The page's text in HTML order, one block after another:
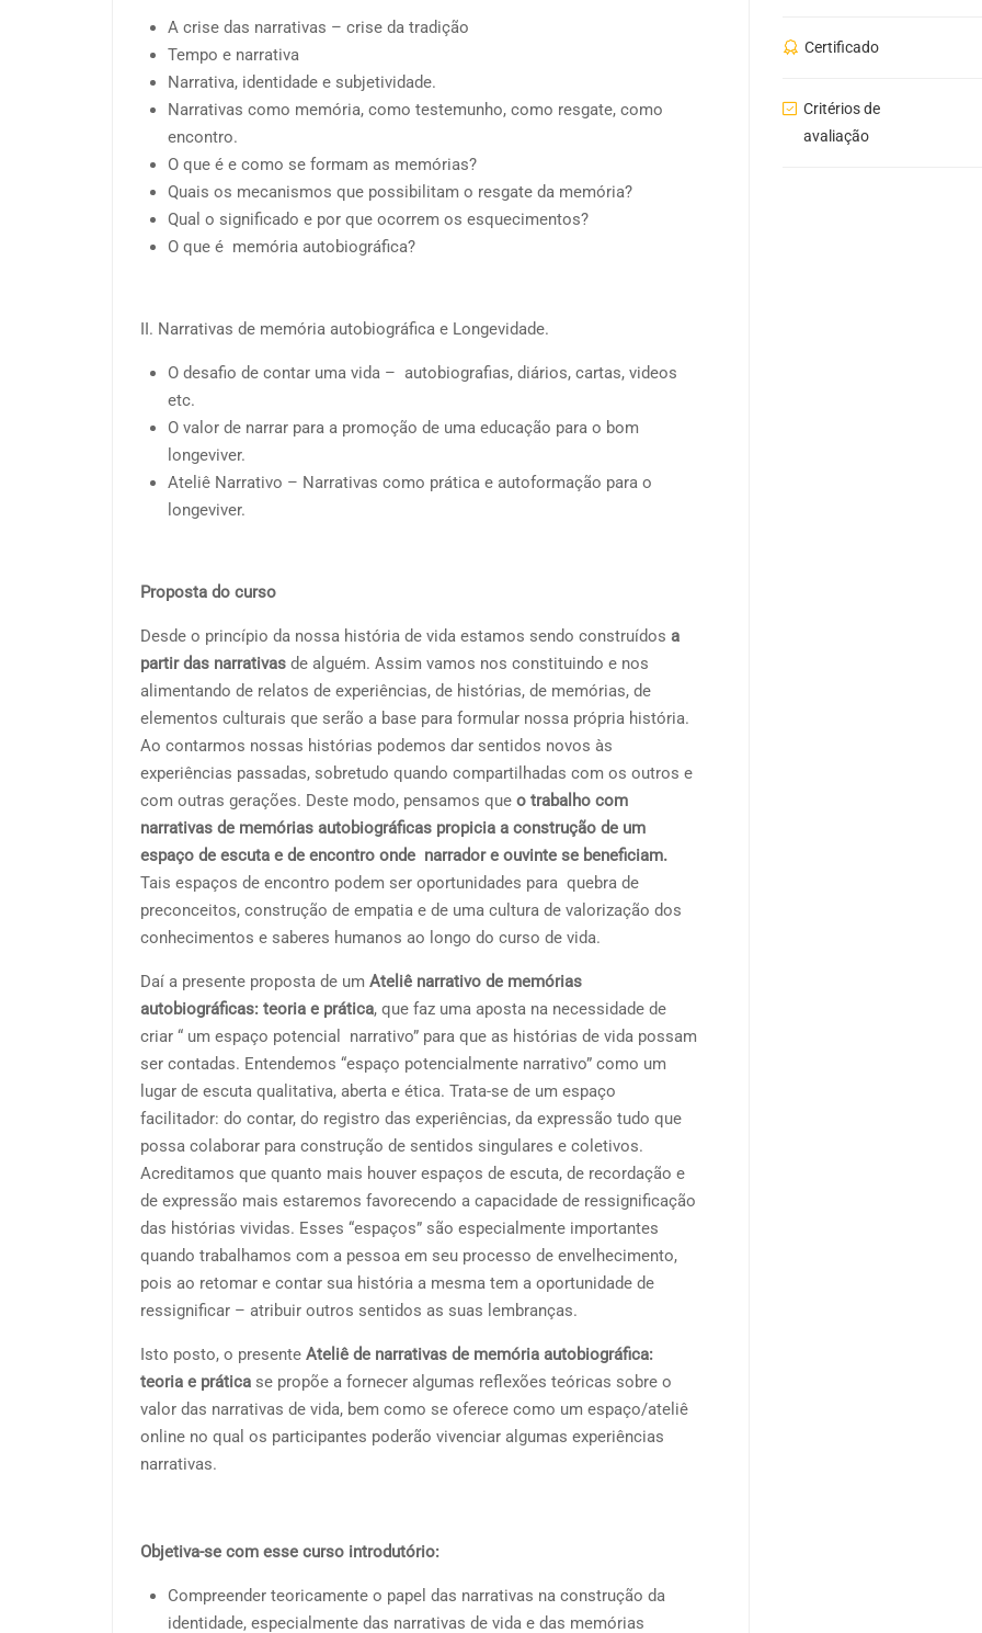
A crise das narrativas – crise da tradição
Tempo e narrativa
Narrativa, identidade e subjetividade.
Narrativas como memória, como testemunho, como resgate, como
encontro.
O que é e como se formam as memórias?
Quais os mecanismos que possibilitam o resgate da memória?
Qual o significado e por que ocorrem os esquecimentos?
O que é memória autobiográfica?
II. Narrativas de memória autobiográfica e Longevidade.
O desafio de contar uma vida – autobiografias, diários, cartas, videos
etc.
O valor de narrar para a promoção de uma educação para o bom
longeviver.
Ateliê Narrativo – Narrativas como prática e autoformação para o
longeviver.
Proposta do curso
Desde o princípio da nossa história de vida estamos sendo construídos a
partir das narrativas de alguém. Assim vamos nos constituindo e nos
alimentando de relatos de experiências, de histórias, de memórias, de
elementos culturais que serão a base para formular nossa própria história.
Ao contarmos nossas histórias podemos dar sentidos novos às
experiências passadas, sobretudo quando compartilhadas com os outros e
com outras gerações. Deste modo, pensamos que o trabalho com
narrativas de memórias autobiográficas propicia a construção de um
espaço de escuta e de encontro onde narrador e ouvinte se beneficiam.
Tais espaços de encontro podem ser oportunidades para quebra de
preconceitos, construção de empatia e de uma cultura de valorização dos
conhecimentos e saberes humanos ao longo do curso de vida.
Daí a presente proposta de um Ateliê narrativo de memórias
autobiográficas: teoria e prática, que faz uma aposta na necessidade de
criar “ um espaço potencial narrativo” para que as histórias de vida possam
ser contadas. Entendemos “espaço potencialmente narrativo” como um
lugar de escuta qualitativa, aberta e ética. Trata-se de um espaço
facilitador: do contar, do registro das experiências, da expressão tudo que
possa colaborar para construção de sentidos singulares e coletivos.
Acreditamos que quanto mais houver espaços de escuta, de recordação e
de expressão mais estaremos favorecendo a capacidade de ressignificação
das histórias vividas. Esses “espaços” são especialmente importantes
quando trabalhamos com a pessoa em seu processo de envelhecimento,
pois ao retomar e contar sua história a mesma tem a oportunidade de
ressignificar – atribuir outros sentidos as suas lembranças.
Isto posto, o presente Ateliê de narrativas de memória autobiográfica:
teoria e prática se propõe a fornecer algumas reflexões teóricas sobre o
valor das narrativas de vida, bem como se oferece como um espaço/ateliê
online no qual os participantes poderão vivenciar algumas experiências
narrativas.
Objetiva-se com esse curso introdutório:
Compreender teoricamente o papel das narrativas na construção da
identidade, especialmente das narrativas de vida e das memórias
Certificado
Critérios de
avaliação